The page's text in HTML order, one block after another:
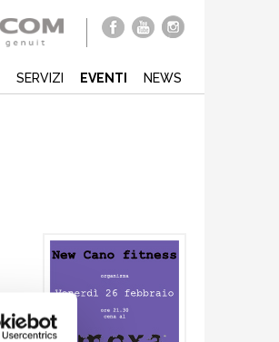
SERVIZI EVENTI NEWS